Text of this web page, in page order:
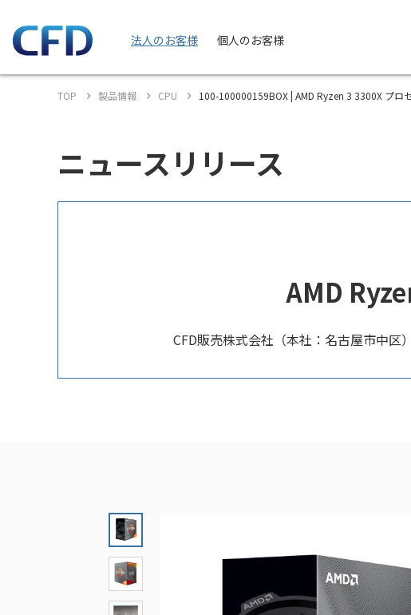
法人のお客様 個人のお客様
TOP 製品情報 CPU 100-100000159BOX | AMD Ryzen 3 3300X プロ
ニュースリリース
AMD
CFD販売株式会社（本社：名古屋市中区